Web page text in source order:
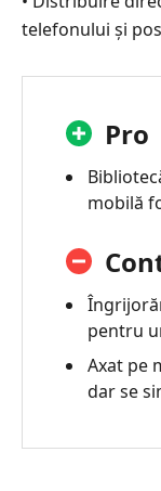
telefonului și
Pro
mobilă
pentru
Axat pe
dar se